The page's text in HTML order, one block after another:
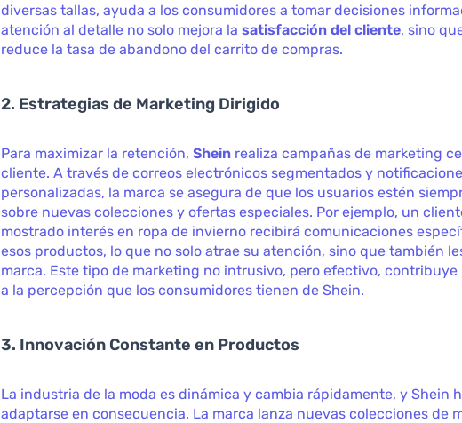
diversas tallas, ayuda a los consumidores a tomar decisiones
atención al detalle no solo mejora lasatisfacción del cliente, sino
reduce la tasa de abandono del carrito de compras.
2. Estrategias de Marketing Dirigido
Para maximizar la retención,Shein realiza campañas de marketing
cliente. A través de correos electrónicos segmentados y
personalizadas, la marca se asegura de que los usuarios estén
sobre nuevas colecciones y ofertas especiales. Por ejemplo, un
mostrado interés en ropa de invierno recibirá comunicaciones
esos productos, lo que no solo atrae su atención, sino que también
marca. Este tipo de marketing no intrusivo, pero efectivo,
a la percepción que los consumidores tienen de Shein.
3. Innovación Constante en Productos
La industria de la moda es dinámica y cambia rápidamente, y Shein
adaptarse en consecuencia. La marca lanza nuevas colecciones de